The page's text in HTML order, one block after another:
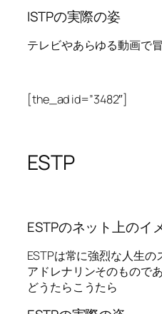
ISTPの実際の姿
テレビやあらゆる動画で
[the_ad id=”3482″]
ESTP
ESTPのネット上のイ
ESTPは常に強烈な人生
アドレナリンそのもので
どうたらこうたら